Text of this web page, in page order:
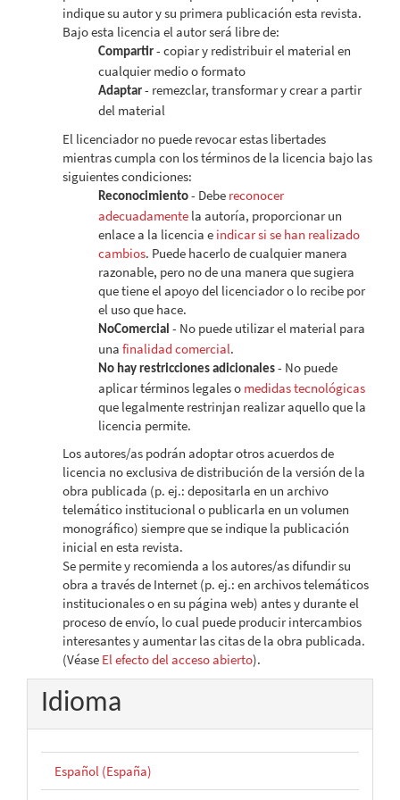
indique su autor y su primera publicación esta revista.
Bajo esta licencia el autor será libre de:
Compartir - copiar y redistribuir el material en
cualquier medio o formato
Adaptar - remezclar, transformar y crear a partir
del material
El licenciador no puede revocar estas libertades
mientras cumpla con los términos de la licencia bajo las
siguientes condiciones:
Reconocimiento - Debe reconocer
adecuadamente la autoría, proporcionar un
enlace a la licencia e indicar si se han realizado
cambios. Puede hacerlo de cualquier manera
razonable, pero no de una manera que sugiera
que tiene el apoyo del licenciador o lo recibe por
el uso que hace.
NoComercial - No puede utilizar el material para
una finalidad comercial.
No hay restricciones adicionales - No puede
aplicar términos legales o medidas tecnológicas
que legalmente restrinjan realizar aquello que la
licencia permite.
Los autores/as podrán adoptar otros acuerdos de
licencia no exclusiva de distribución de la versión de la
obra publicada (p. ej.: depositarla en un archivo
telemático institucional o publicarla en un volumen
monográfico) siempre que se indique la publicación
inicial en esta revista.
Se permite y recomienda a los autores/as difundir su
obra a través de Internet (p. ej.: en archivos telemáticos
institucionales o en su página web) antes y durante el
proceso de envío, lo cual puede producir intercambios
interesantes y aumentar las citas de la obra publicada.
(Véase El efecto del acceso abierto).
Idioma
Español (España)